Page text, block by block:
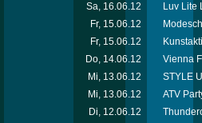
Sa, 16.06.12
Luv Lite
Fr, 15.06.12
Fr, 15.06.12
Do, 14.06.12
Vienna
Mi, 13.06.12
STYLE
Mi, 13.06.12
ATV
Di, 12.06.12